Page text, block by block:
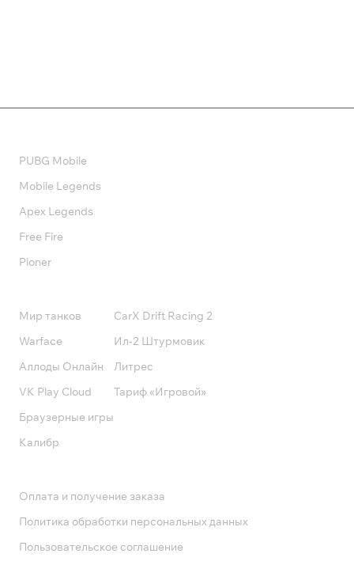
PUBG Mobile
Mobile Legends
Apex Legends
Free Fire
Pioner
Мир танков
Warface
Аллоды Онлайн
VK Play Cloud
Браузерные игры
Калибр
CarX Drift Racing 2
Ил-2 Штурмовик
Литрес
Тариф «Игровой»
Оплата и получение заказа
Политика обработки персональных данных
Пользовательское соглашение